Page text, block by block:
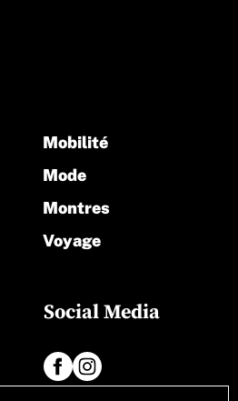
Mobilité
Mode
Montres
Voyage
Social Media